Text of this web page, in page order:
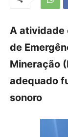
A atividade
de
Mineração
adequado
sonoro